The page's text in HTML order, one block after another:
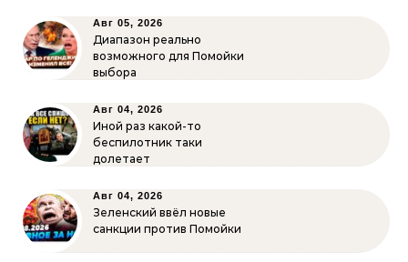
Авг 05, 2026
Диапазон реально
возможного для Помойки
выбора
Авг 04, 2026
Иной раз какой-то
беспилотник таки
долетает
Авг 04, 2026
Зеленский ввёл новые
санкции против Помойки